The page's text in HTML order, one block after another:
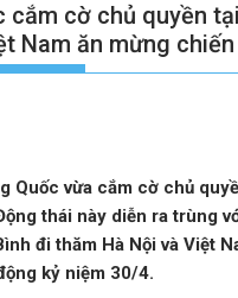
cắm cờ chủ quyền
Nam ăn mừng
Quốc vừa cắm cờ chủ
thái này diễn ra trùng
đi thăm Hà Nội và Việt
kỷ niệm 30/4.